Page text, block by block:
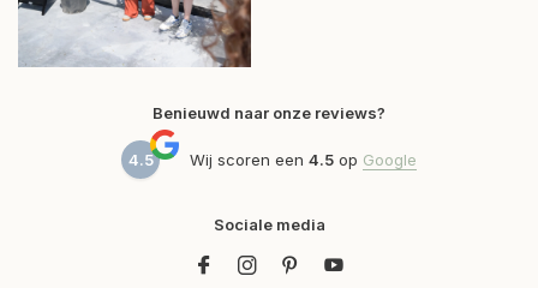
Benieuwd naar onze reviews?
4.5 Wij scoren een 4.5 op Google
Sociale media